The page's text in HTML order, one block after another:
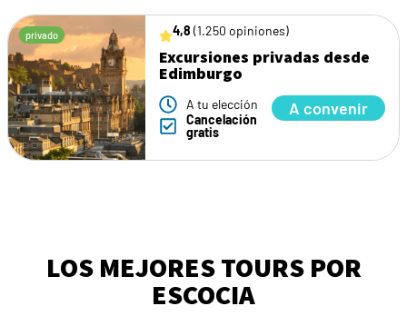
privado 4,8 (1.250 opiniones)
Excursiones privadas desde
Edimburgo
A tu elección
Cancelación
gratis
A convenir
LOS MEJORES TOURS POR
ESCOCIA